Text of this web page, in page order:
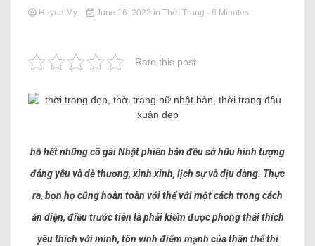
Huyen My June 16, 2022 in Thời Trang - 6 Minutes
Rate this post
hồ hết những cô gái Nhật phiên bản đều sở hữu hình tượng
đáng yêu và dễ thương, xinh xinh, lịch sự và dịu dàng. Thực
ra, bọn họ cũng hoàn toàn với thể với một cách trong cách
ăn diện, điều trước tiên là phải kiếm được phong thái thích
yêu thích với mình, tôn vinh điểm mạnh của thân thể thì